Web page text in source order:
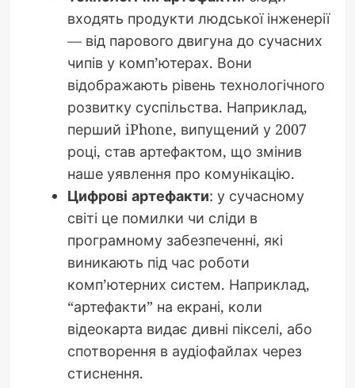
входять продукти людської інженерії
— від парового двигуна до сучасних
чипів у комп’ютерах. Вони
відображають рівень технологічного
розвитку суспільства. Наприклад,
перший iPhone, випущений у 2007
році, став артефактом, що змінив
наше уявлення про комунікацію.
Цифрові артефакти: у сучасному
світі це помилки чи сліди в
програмному забезпеченні, які
виникають під час роботи
комп’ютерних систем. Наприклад,
“артефакти” на екрані, коли
відеокарта видає дивні пікселі, або
спотворення в аудіофайлах через
стиснення.